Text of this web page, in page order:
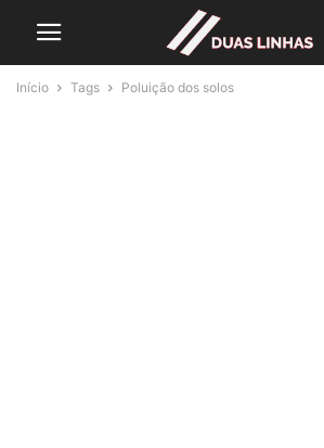
Início Tags Poluição dos solos